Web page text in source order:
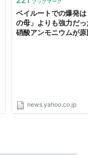
ブックマーク
ベイルートでの爆発
の母」よりも強力だ
硝酸アンモニウムが
news.yahoo.co.jp